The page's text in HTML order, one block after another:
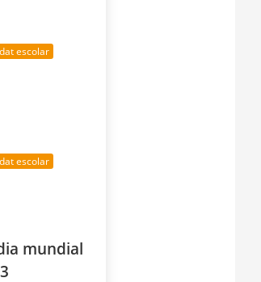
escolar
escolar
mundial